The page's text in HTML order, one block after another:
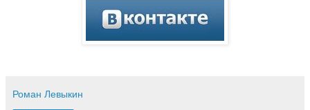
Роман Левыкин